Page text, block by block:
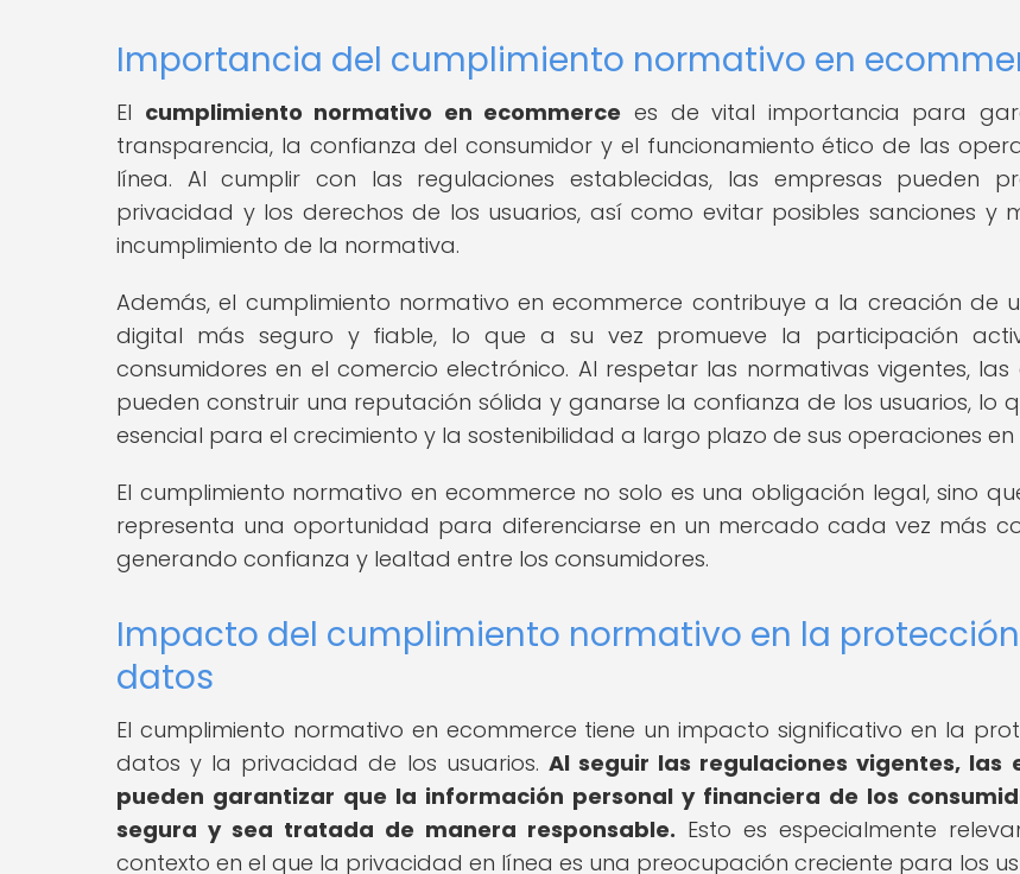
Importancia del cumplimiento normativo en
El cumplimiento normativo en ecommerce es de vital importancia para
transparencia, la confianza del consumidor y el funcionamiento ético de las
línea. Al cumplir con las regulaciones establecidas, las empresas pueden
privacidad y los derechos de los usuarios, así como evitar posibles sanciones y
incumplimiento de la normativa.
Además, el cumplimiento normativo en ecommerce contribuye a la creación de
digital más seguro y fiable, lo que a su vez promueve la participación
consumidores en el comercio electrónico. Al respetar las normativas vigentes, las
pueden construir una reputación sólida y ganarse la confianza de los usuarios, lo
esencial para el crecimiento y la sostenibilidad a largo plazo de sus operaciones en
El cumplimiento normativo en ecommerce no solo es una obligación legal, sino
representa una oportunidad para diferenciarse en un mercado cada vez más
generando confianza y lealtad entre los consumidores.
Impacto del cumplimiento normativo en la
datos
El cumplimiento normativo en ecommerce tiene un impacto significativo en la
datos y la privacidad de los usuarios. Al seguir las regulaciones vigentes, las
pueden garantizar que la información personal y financiera de los
segura y sea tratada de manera responsable. Esto es especialmente
contexto en el que la privacidad en línea es una preocupación creciente para los